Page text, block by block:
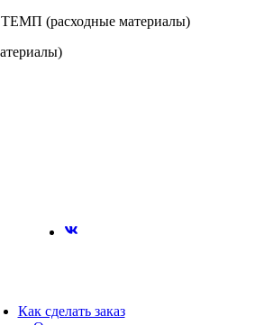
ТЕМП (расходные материалы)
Как сделать заказ